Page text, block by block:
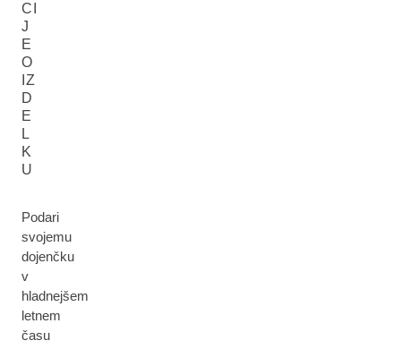
CI
J
E
O
IZ
D
E
L
K
U
Podari
svojemu
dojenčku
v
hladnejšem
letnem
času